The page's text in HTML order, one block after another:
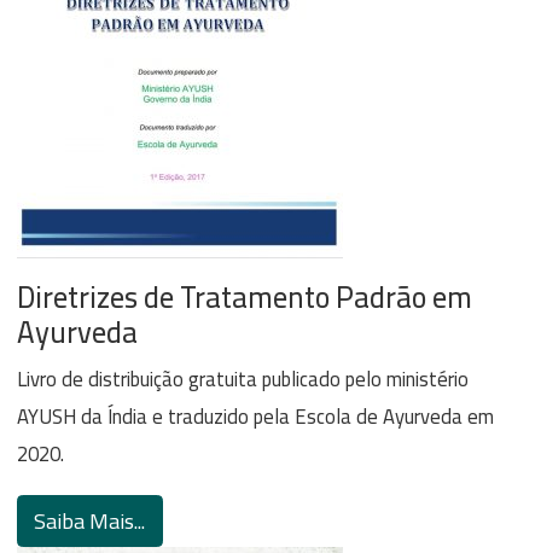
Diretrizes de Tratamento Padrão em
Ayurveda
Livro de distribuição gratuita publicado pelo ministério
AYUSH da Índia e traduzido pela Escola de Ayurveda em
2020.
Saiba Mais...